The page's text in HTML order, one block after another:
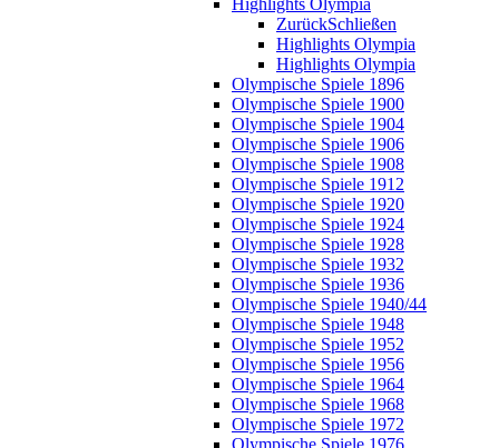
Highlights Olympia
ZurückSchließen
Highlights Olympia
Highlights Olympia
Olympische Spiele 1896
Olympische Spiele 1900
Olympische Spiele 1904
Olympische Spiele 1906
Olympische Spiele 1908
Olympische Spiele 1912
Olympische Spiele 1920
Olympische Spiele 1924
Olympische Spiele 1928
Olympische Spiele 1932
Olympische Spiele 1936
Olympische Spiele 1940/44
Olympische Spiele 1948
Olympische Spiele 1952
Olympische Spiele 1956
Olympische Spiele 1964
Olympische Spiele 1968
Olympische Spiele 1972
Olympische Spiele 1976